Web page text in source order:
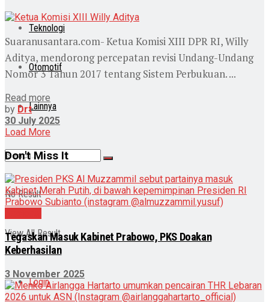
Teknologi
Otomotif
Lainnya
No Result
View All Result
Login
Suaranusantara.com- Ketua Komisi XIII DPR RI, Willy
Aditya, mendorong percepatan revisi Undang-Undang
Nomor 3 Tahun 2017 tentang Sistem Perbukuan. ...
Read more
by Drt
30 July 2025
Load More
Don't Miss It
Tegaskan Masuk Kabinet Prabowo, PKS Doakan
Keberhasilan
3 November 2025